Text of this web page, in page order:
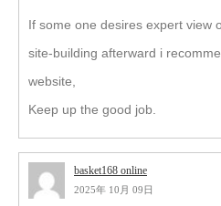
If some one desires expert view
site-building afterward i
website,
Keep up the good job.
basket168 online
2025年 10月 09日